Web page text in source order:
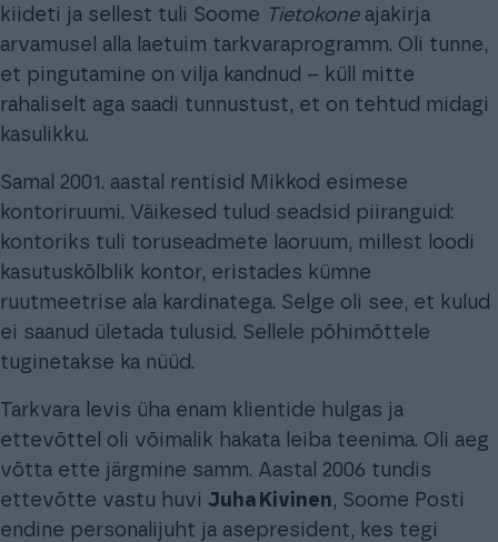
kiideti ja sellest tuli Soome Tietokoneajakirja
arvamusel alla laetuim tarkvaraprogramm. Oli tunne,
et pingutamine on vilja kandnud – küll mitte
rahaliselt aga saadi tunnustust, et on tehtud midagi
kasulikku.
Samal 2001. aastal rentisid Mikkod esimese
kontoriruumi. Väikesed tulud seadsid piiranguid:
kontoriks tuli toruseadmete laoruum, millest loodi
kasutuskõlblik kontor, eristades kümne
ruutmeetrise ala kardinatega. Selge oli see, et kulud
ei saanud ületada tulusid. Sellele põhimõttele
tuginetakse ka nüüd.
Tarkvara levis üha enam klientide hulgas ja
ettevõttel oli võimalik hakata leiba teenima. Oli aeg
võtta ette järgmine samm. Aastal 2006 tundis
ettevõtte vastu huvi Juha Kivinen, Soome Posti
endine personalijuht ja asepresident, kes tegi